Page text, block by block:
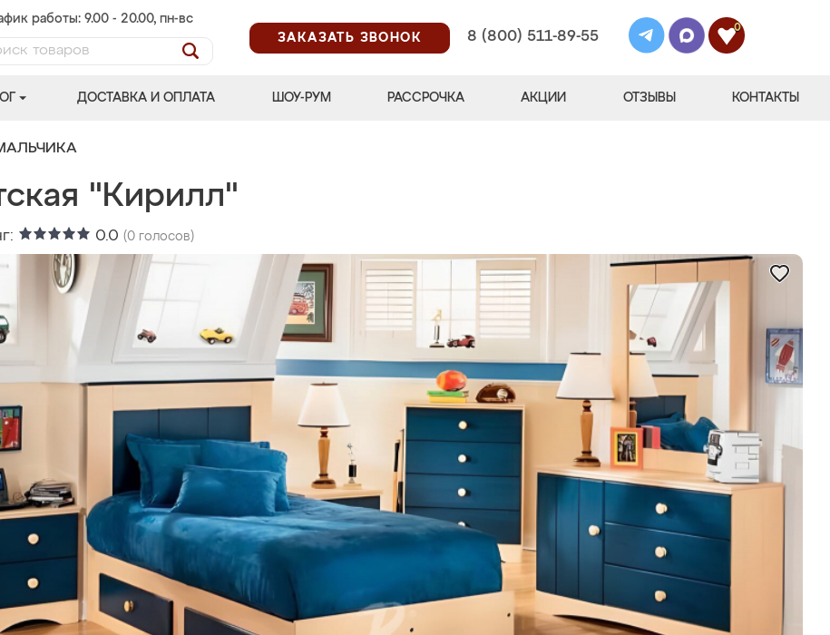
работы: 9.00 - 20.00, пн-вс
ЗАКАЗАТЬ ЗВОНОК
8 (800) 511-89-55
0
ДОСТАВКА И ОПЛАТА ШОУ-РУМ РАССРОЧКА АКЦИИ ОТЗЫВЫ КОНТАКТЫ
"Кирилл"
0.0 (0 голосов)